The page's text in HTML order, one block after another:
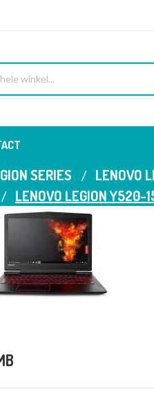
SERIES LENOVO
LENOVO LEGION